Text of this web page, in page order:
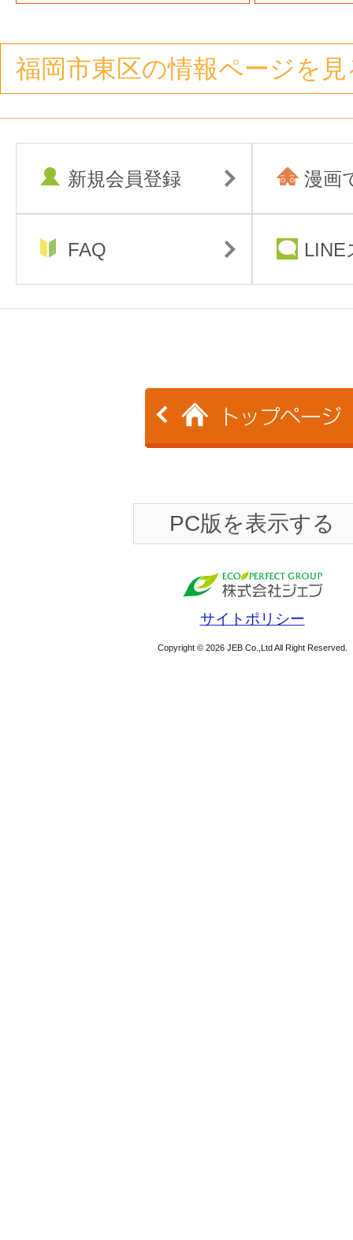
福岡市東区の情報ページを見
新規会員登録 漫画
FAQ LINE
PC版を表示する
サイトポリシー
Copyright © 2026 JEB Co.,Ltd All Right Reserved.